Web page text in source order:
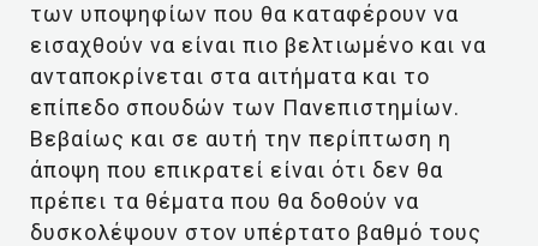
των υποψηφίων που θα καταφέρουν να
εισαχθούν να είναι πιο βελτιωμένο και να
ανταποκρίνεται στα αιτήματα και το
επίπεδο σπουδών των Πανεπιστημίων.
Βεβαίως και σε αυτή την περίπτωση η
άποψη που επικρατεί είναι ότι δεν θα
πρέπει τα θέματα που θα δοθούν να
δυσκολέψουν στον υπέρτατο βαθμό τους